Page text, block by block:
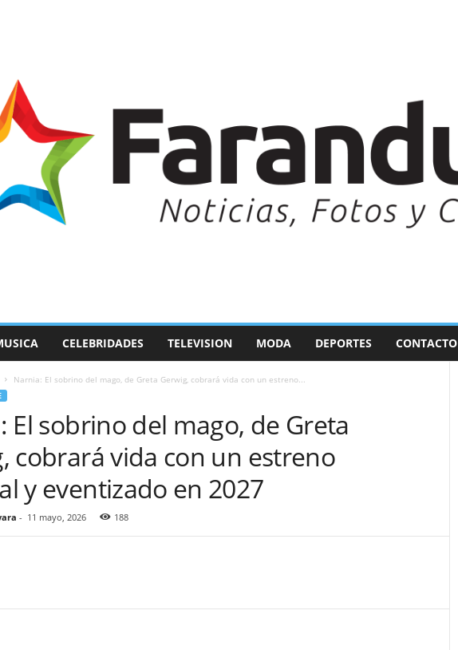
CELEBRIDADES TELEVISION MODA DEPORTES CONTACTO
Narnia: El sobrino del mago, de Greta Gerwig, cobrará vida con un estreno...
El sobrino del mago, de Greta
cobrará vida con un estreno
y eventizado en 2027
- 11 mayo, 2026 188